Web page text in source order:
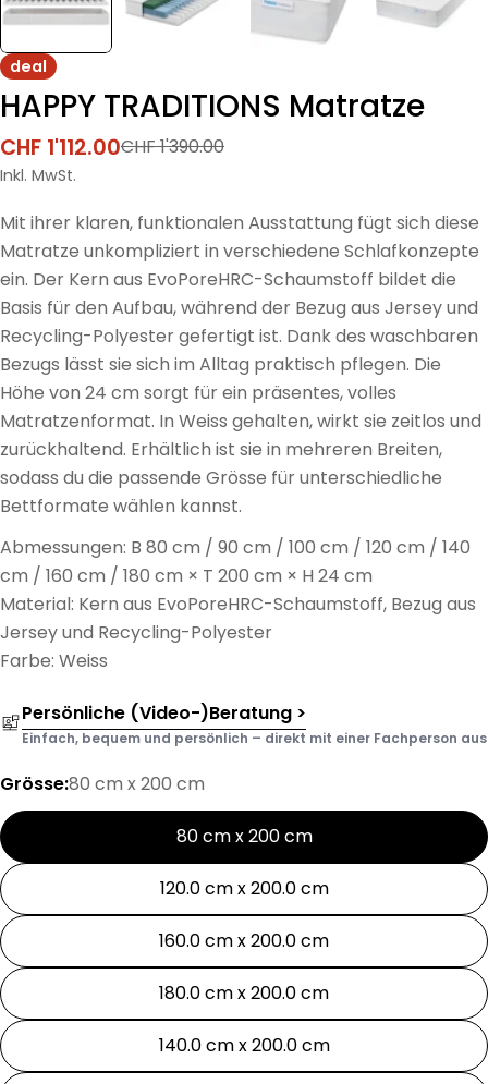
deal
HAPPY TRADITIONS Matratze
Verkaufspreis
CHF 1'112.00
Regulärer
Preis
CHF 1'390.00
Inkl. MwSt.
Mit ihrer klaren, funktionalen Ausstattung fügt sich diese
Matratze unkompliziert in verschiedene Schlafkonzepte
ein. Der Kern aus EvoPoreHRC-Schaumstoff bildet die
Basis für den Aufbau, während der Bezug aus Jersey und
Recycling-Polyester gefertigt ist. Dank des waschbaren
Bezugs lässt sie sich im Alltag praktisch pflegen. Die
Höhe von 24 cm sorgt für ein präsentes, volles
Matratzenformat. In Weiss gehalten, wirkt sie zeitlos und
zurückhaltend. Erhältlich ist sie in mehreren Breiten,
sodass du die passende Grösse für unterschiedliche
Bettformate wählen kannst.
Abmessungen: B 80 cm / 90 cm / 100 cm / 120 cm / 140
cm / 160 cm / 180 cm × T 200 cm × H 24 cm
Material: Kern aus EvoPoreHRC-Schaumstoff, Bezug aus
Jersey und Recycling-Polyester
Farbe: Weiss
Persönliche (Video-)Beratung >
Einfach, bequem und persönlich – direkt mit einer Fachperson aus
Grösse:80 cm x 200 cm
80 cm x 200 cm
120.0 cm x 200.0 cm
160.0 cm x 200.0 cm
180.0 cm x 200.0 cm
140.0 cm x 200.0 cm